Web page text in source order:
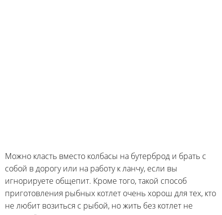
Можно класть вместо колбасы на бутерброд и брать с
собой в дорогу или на работу к ланчу, если вы
игнорируете общепит. Кроме того, такой способ
приготовления рыбных котлет очень хорош для тех, кто
не любит возиться с рыбой, но жить без котлет не